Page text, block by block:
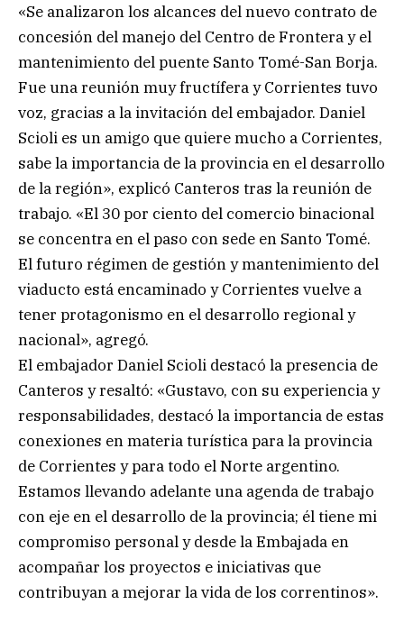
«Se analizaron los alcances del nuevo contrato de
concesión del manejo del Centro de Frontera y el
mantenimiento del puente Santo Tomé-San Borja.
Fue una reunión muy fructífera y Corrientes tuvo
voz, gracias a la invitación del embajador. Daniel
Scioli es un amigo que quiere mucho a Corrientes,
sabe la importancia de la provincia en el desarrollo
de la región», explicó Canteros tras la reunión de
trabajo. «El 30 por ciento del comercio binacional
se concentra en el paso con sede en Santo Tomé.
El futuro régimen de gestión y mantenimiento del
viaducto está encaminado y Corrientes vuelve a
tener protagonismo en el desarrollo regional y
nacional», agregó.
El embajador Daniel Scioli destacó la presencia de
Canteros y resaltó: «Gustavo, con su experiencia y
responsabilidades, destacó la importancia de estas
conexiones en materia turística para la provincia
de Corrientes y para todo el Norte argentino.
Estamos llevando adelante una agenda de trabajo
con eje en el desarrollo de la provincia; él tiene mi
compromiso personal y desde la Embajada en
acompañar los proyectos e iniciativas que
contribuyan a mejorar la vida de los correntinos».